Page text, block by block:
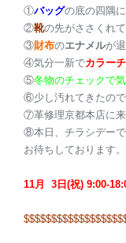
①バッグの底の四隅
②靴の先がささくれて
③財布のエナメルが
④気分一新でカラー
⑤冬物のチェックで
⑥少し汚れてきたので
⑦革修理京都本店に来
⑧本日、チラシデーで
お待ちしております。
11月 3日(祝) 9:00-